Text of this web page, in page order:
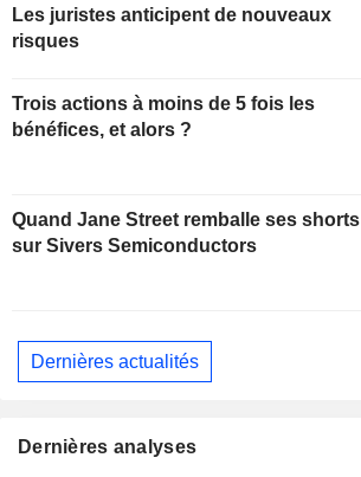
Les juristes anticipent de nouveaux
risques
Trois actions à moins de 5 fois les
bénéfices, et alors ?
Quand Jane Street remballe ses shorts
sur Sivers Semiconductors
Dernières actualités
Dernières analyses